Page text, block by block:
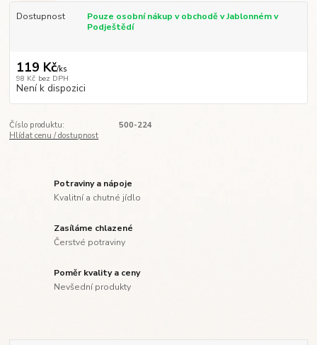
Dostupnost
Pouze osobní nákup v obchodě v Jablonném v
Podještědí
119 Kč/ks
98 Kč bez DPH
Není k dispozici
Číslo produktu:
500-224
Hlídat cenu / dostupnost
Potraviny a nápoje
Kvalitní a chutné jídlo
Zasíláme chlazené
Čerstvé potraviny
Poměr kvality a ceny
Nevšední produkty